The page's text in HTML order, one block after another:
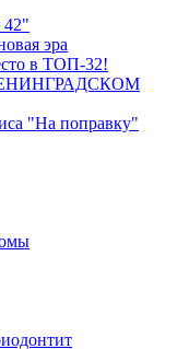
42"
эра
в ТОП-32!
"На поправку"